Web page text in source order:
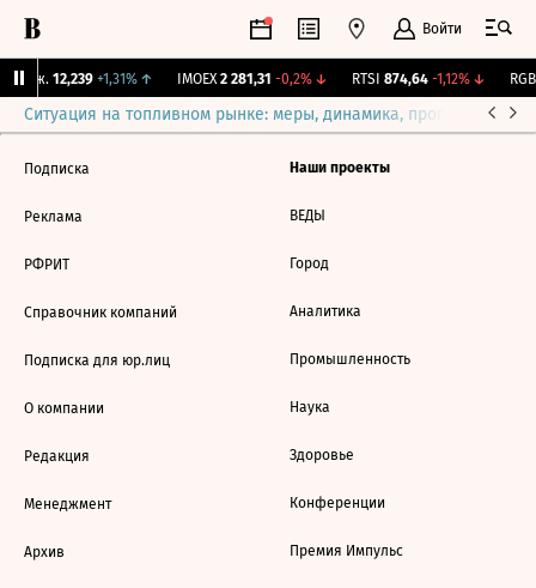
Войти
Бирж. 12,239 +1,31%↑ IMOEX 2 281,31 -0,2%↓ RTSI 874,64 -1,12%↓ RGBI
Ситуация на топливном рынке: меры, динамика, прогнозы
Подписка
Реклама
РФРИТ
Справочник компаний
Подписка для юр.лиц
О компании
Редакция
Менеджмент
Архив
Наши проекты
ВЕДЫ
Город
Аналитика
Промышленность
Наука
Здоровье
Конференции
Премия Импульс